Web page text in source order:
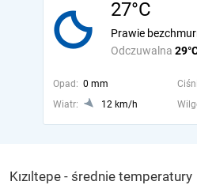
27°C
Odczuwalna
Prawie
Opad: 0 mm
Wiatr:
12 km/h
Kızıltepe - średnie temperatury